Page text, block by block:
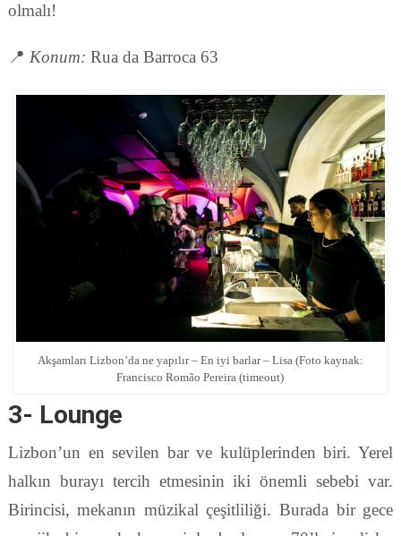
olmalı!
📍 Konum: Rua da Barroca 63
Akşamları Lizbon’da ne yapılır – En iyi barlar – Lisa (Foto kaynak:
Francisco Romão Pereira (timeout)
3- Lounge
Lizbon’un en sevilen bar ve kulüplerinden biri. Yerel
halkın burayı tercih etmesinin iki önemli sebebi var.
Birincisi, mekanın müzikal çeşitliliği. Burada bir gece